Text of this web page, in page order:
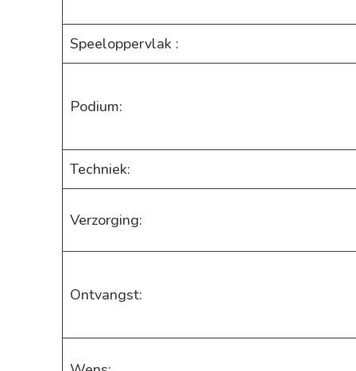
Speeloppervlak :
Podium:
Techniek:
Verzorging:
Ontvangst: